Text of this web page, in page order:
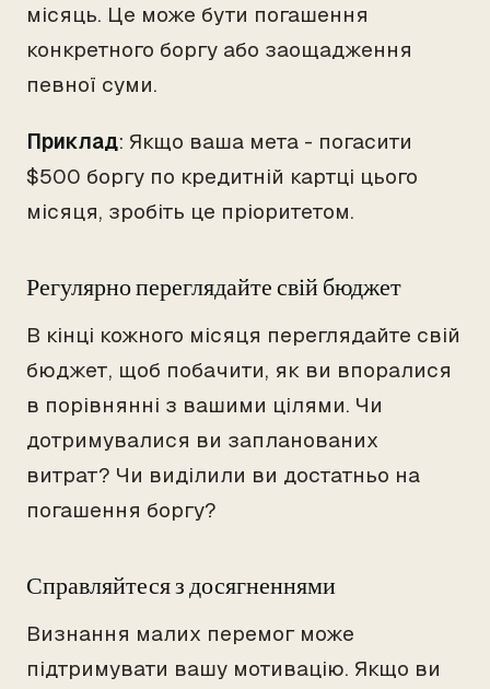
місяць. Це може бути погашення
конкретного боргу або заощадження
певної суми.
Приклад: Якщо ваша мета - погасити
$500 боргу по кредитній картці цього
місяця, зробіть це пріоритетом.
Регулярно переглядайте свій бюджет
В кінці кожного місяця переглядайте свій
бюджет, щоб побачити, як ви впоралися
в порівнянні з вашими цілями. Чи
дотримувалися ви запланованих
витрат? Чи виділили ви достатньо на
погашення боргу?
Справляйтеся з досягненнями
Визнання малих перемог може
підтримувати вашу мотивацію. Якщо ви